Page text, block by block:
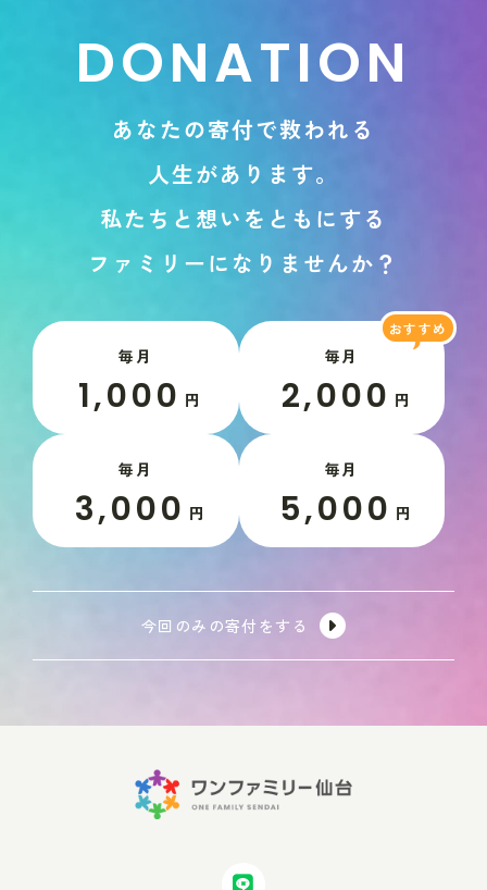
DONATION
あ な たの寄付で救われ る
人生があ り ま す。
私た ち と 想い を と も にする
フ ァ ミ リ ーに な り ま せんか ？
毎月
1,000 円
毎月
2,000 円
毎月
3,000 円
毎月
5,000 円
今回のみの寄付をする